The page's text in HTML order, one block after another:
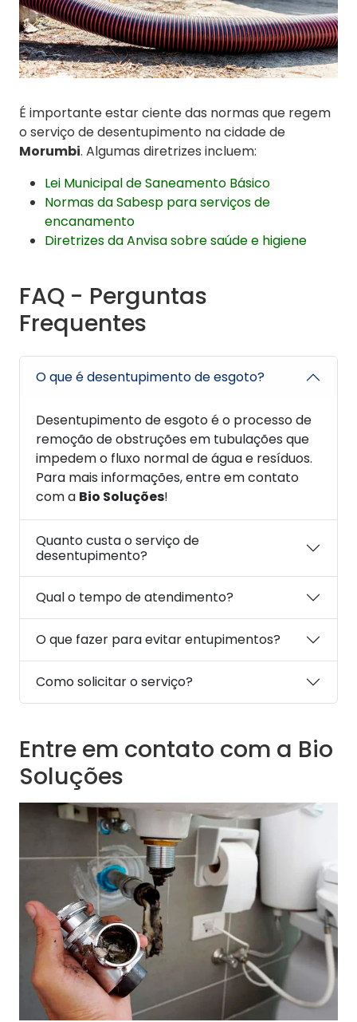
É importante estar ciente das normas que regem
o serviço de desentupimento na cidade de
Morumbi. Algumas diretrizes incluem:
Lei Municipal de Saneamento Básico
Normas da Sabesp para serviços de
encanamento
Diretrizes da Anvisa sobre saúde e higiene
FAQ - Perguntas
Frequentes
O que é desentupimento de esgoto?
Desentupimento de esgoto é o processo de
remoção de obstruções em tubulações que
impedem o fluxo normal de água e resíduos.
Para mais informações, entre em contato
com a Bio Soluções!
Quanto custa o serviço de
desentupimento?
Qual o tempo de atendimento?
O que fazer para evitar entupimentos?
Como solicitar o serviço?
Entre em contato com a Bio
Soluções